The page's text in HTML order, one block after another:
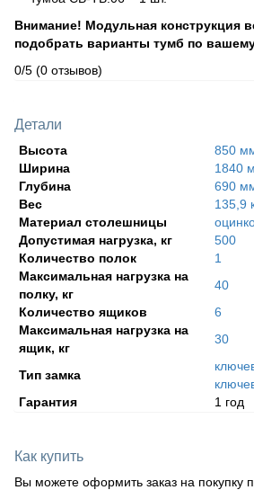
Внимание! Модульная конструкция
подобрать варианты тумб по
0/5 (0 отзывов)
Детали
Высота
850
Ширина
1840
Глубина
690
Вес
135,9
Материал столешницы
Допустимая нагрузка, кг
500
Количество полок
1
Максимальная нагрузка на
полку, кг
40
Количество ящиков
6
Максимальная нагрузка на
ящик, кг
30
Тип замка
Гарантия
1 год
Как купить
Вы можете оформить заказ на покупку